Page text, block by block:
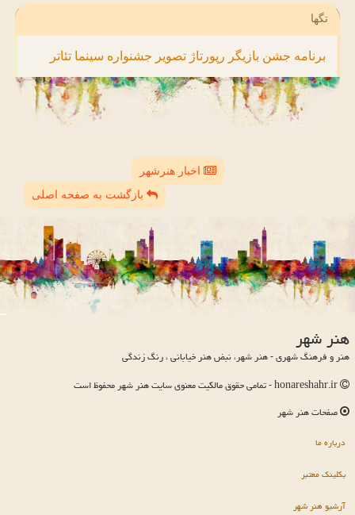
تگها
برنامه جشن بازیگر رپورتاژ تصویر جشنواره سینما تئاتر
اخبار هنرشهر
بازگشت به صفحه اصلی
هنر شهر
هنر و فرهنگ شهری - هنر شهر، نبض هنر خیابانی ، رنگ زندگی
صفحات هنر شهر
درباره ما
بکلینک معتبر
آرشیو هنر شهر